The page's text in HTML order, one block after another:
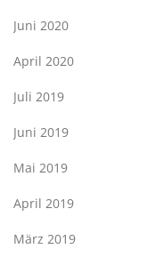
Juni 2020
April 2020
Juli 2019
Juni 2019
Mai 2019
April 2019
März 2019